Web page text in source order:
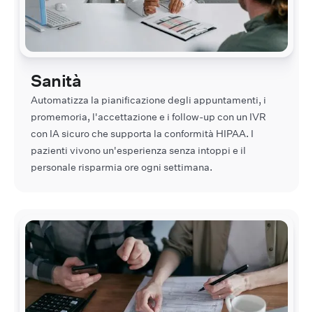
Sanità
Automatizza la pianificazione degli appuntamenti, i
promemoria, l'accettazione e i follow-up con un IVR
con IA sicuro che supporta la conformità HIPAA. I
pazienti vivono un'esperienza senza intoppi e il
personale risparmia ore ogni settimana.